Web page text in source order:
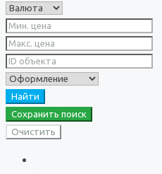
Найти
Сохранить поиск
Очистить